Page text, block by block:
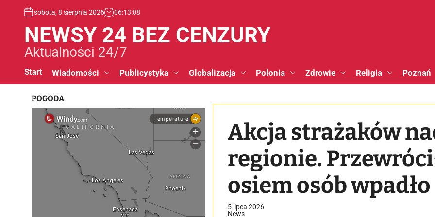
sobota, 8 sierpnia 2026 06:13:09
NEWSY 24 BEZ CENZURY
Aktualności 24/7
Start Wiadomości Publicystyka Globalizacja Polonia Zdrowie Religia Poznań
Akcja strażaków
regionie.
osiem osób
5 lipca 2026
News
POGODA